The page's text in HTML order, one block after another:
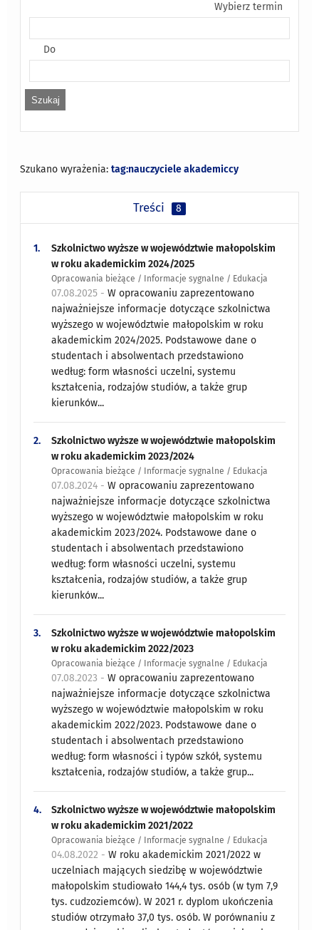
Wybierz termin
Do
Szukano wyrażenia:tag:nauczyciele akademiccy
Treści 8
1.
Szkolnictwo wyższe w województwie małopolskim
w roku akademickim 2024/2025
Opracowania bieżące / Informacje sygnalne / Edukacja
07.08.2025 -W opracowaniu zaprezentowano
najważniejsze informacje dotyczące szkolnictwa
wyższego w województwie małopolskim w roku
akademickim 2024/2025. Podstawowe dane o
studentach i absolwentach przedstawiono
według: form własności uczelni, systemu
kształcenia, rodzajów studiów, a także grup
kierunków...
2.
Szkolnictwo wyższe w województwie małopolskim
w roku akademickim 2023/2024
Opracowania bieżące / Informacje sygnalne / Edukacja
07.08.2024 -W opracowaniu zaprezentowano
najważniejsze informacje dotyczące szkolnictwa
wyższego w województwie małopolskim w roku
akademickim 2023/2024. Podstawowe dane o
studentach i absolwentach przedstawiono
według: form własności uczelni, systemu
kształcenia, rodzajów studiów, a także grup
kierunków...
3.
Szkolnictwo wyższe w województwie małopolskim
w roku akademickim 2022/2023
Opracowania bieżące / Informacje sygnalne / Edukacja
07.08.2023 -W opracowaniu zaprezentowano
najważniejsze informacje dotyczące szkolnictwa
wyższego w województwie małopolskim w roku
akademickim 2022/2023. Podstawowe dane o
studentach i absolwentach przedstawiono
według: form własności i typów szkół, systemu
kształcenia, rodzajów studiów, a także grup...
4.
Szkolnictwo wyższe w województwie małopolskim
w roku akademickim 2021/2022
Opracowania bieżące / Informacje sygnalne / Edukacja
04.08.2022 -W roku akademickim 2021/2022 w
uczelniach mających siedzibę w województwie
małopolskim studiowało 144,4 tys. osób (w tym 7,9
tys. cudzoziemców). W 2021 r. dyplom ukończenia
studiów otrzymało 37,0 tys. osób. W porównaniu z